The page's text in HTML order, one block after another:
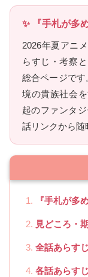
✨ 『手札が多
2026年夏アニ
らすじ・考察
総合ページです
境の貴族社会
起のファンタ
話リンクから随
『手札が多
見どころ・
全話あらす
各話あらすじ